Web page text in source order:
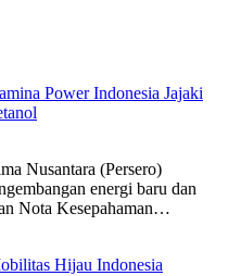
Power Indonesia Jajaki
Nusantara (Persero)
energi baru dan
Nota Kesepahaman…
Hijau Indonesia